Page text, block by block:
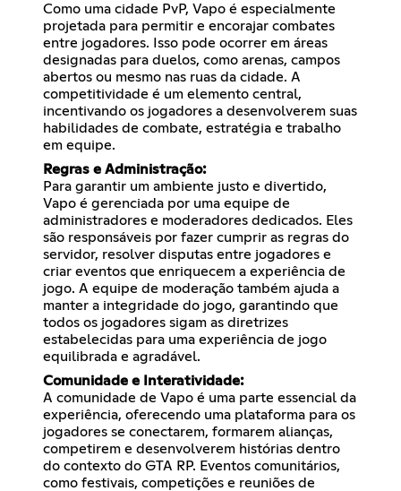
Como uma cidade PvP, Vapo é especialmente
projetada para permitir e encorajar combates
entre jogadores. Isso pode ocorrer em áreas
designadas para duelos, como arenas, campos
abertos ou mesmo nas ruas da cidade. A
competitividade é um elemento central,
incentivando os jogadores a desenvolverem suas
habilidades de combate, estratégia e trabalho
em equipe.
Regras e Administração:
Para garantir um ambiente justo e divertido,
Vapo é gerenciada por uma equipe de
administradores e moderadores dedicados. Eles
são responsáveis por fazer cumprir as regras do
servidor, resolver disputas entre jogadores e
criar eventos que enriquecem a experiência de
jogo. A equipe de moderação também ajuda a
manter a integridade do jogo, garantindo que
todos os jogadores sigam as diretrizes
estabelecidas para uma experiência de jogo
equilibrada e agradável.
Comunidade e Interatividade:
A comunidade de Vapo é uma parte essencial da
experiência, oferecendo uma plataforma para os
jogadores se conectarem, formarem alianças,
competirem e desenvolverem histórias dentro
do contexto do GTA RP. Eventos comunitários,
como festivais, competições e reuniões de